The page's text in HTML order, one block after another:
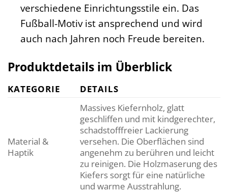
verschiedene Einrichtungsstile ein. Das
Fußball-Motiv ist ansprechend und wird
auch nach Jahren noch Freude bereiten.
Produktdetails im Überblick
KATEGORIE DETAILS
Material &
Haptik
Massives Kiefernholz, glatt
geschliffen und mit kindgerechter,
schadstofffreier Lackierung
versehen. Die Oberflächen sind
angenehm zu berühren und leicht
zu reinigen. Die Holzmaserung des
Kiefers sorgt für eine natürliche
und warme Ausstrahlung.